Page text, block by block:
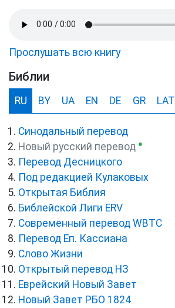
Прослушать всю книгу
Библии
RU BY UA EN DE GR LAT
Синодальный перевод
Новый русский перевод ●
Перевод Десницкого
Под редакцией Кулаковых
Открытая Библия
Библейской Лиги ERV
Cовременный перевод WBTC
Перевод Еп. Кассиана
Слово Жизни
Открытый перевод НЗ
Еврейский Новый Завет
Новый Завет РБО 1824